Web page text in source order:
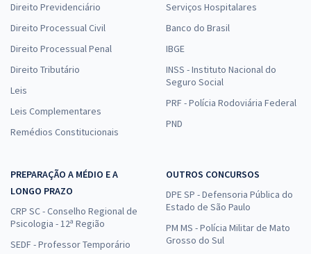
Direito Previdenciário
Direito Processual Civil
Direito Processual Penal
Direito Tributário
Leis
Leis Complementares
Remédios Constitucionais
Serviços Hospitalares
Banco do Brasil
IBGE
INSS - Instituto Nacional do
Seguro Social
PRF - Polícia Rodoviária Federal
PND
PREPARAÇÃO A MÉDIO E A
LONGO PRAZO
CRP SC - Conselho Regional de
Psicologia - 12ª Região
SEDF - Professor Temporário
OUTROS CONCURSOS
DPE SP - Defensoria Pública do
Estado de São Paulo
PM MS - Polícia Militar de Mato
Grosso do Sul